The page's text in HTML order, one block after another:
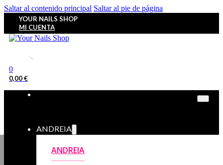
Saltar al contenido principal Saltar al pie de página
YOUR NAILS SHOP
MI CUENTA
0
0,00€
ANDREIA
ANDREIA